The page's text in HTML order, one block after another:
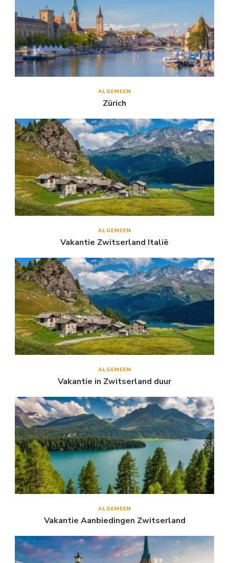
ALGEMEEN
Zürich
ALGEMEEN
Vakantie Zwitserland Italië
ALGEMEEN
Vakantie in Zwitserland duur
ALGEMEEN
Vakantie Aanbiedingen Zwitserland